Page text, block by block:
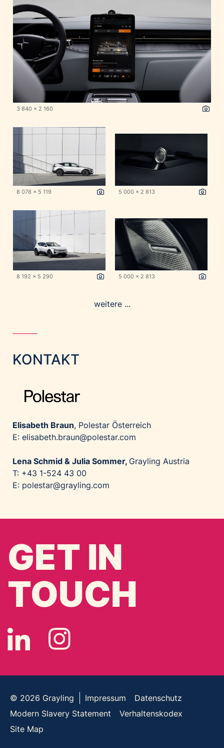
3 840 x 2 160
8 078 x 5 119 5 000 x 2 813
8 192 x 5 290 5 000 x 2 813
weitere ...
KONTAKT
Elisabeth Braun, Polestar Österreich
E: elisabeth.braun@polestar.com
Lena Schmid & Julia Sommer, Grayling Austria
T: +43 1-524 43 00
E: polestar@grayling.com
GET IN
TOUCH
© 2026 Grayling Impressum
Datenschutz
Modern Slavery Statement
Verhaltenskodex
Site Map